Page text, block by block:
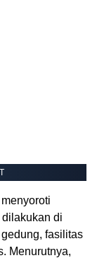
di
fasilitas
Menurutnya,